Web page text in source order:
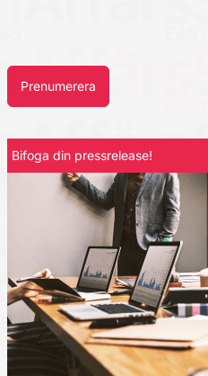
Prenumerera
Bifoga din pressrelease!